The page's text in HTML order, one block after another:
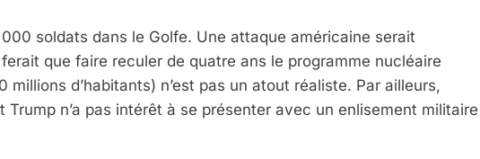
soldats dans le Golfe. Une attaque américaine serait
que faire reculer de quatre ans le programme nucléaire
millions d’habitants) n’est pas un atout réaliste. Par ailleurs,
n’a pas intérêt à se présenter avec un enlisement militaire